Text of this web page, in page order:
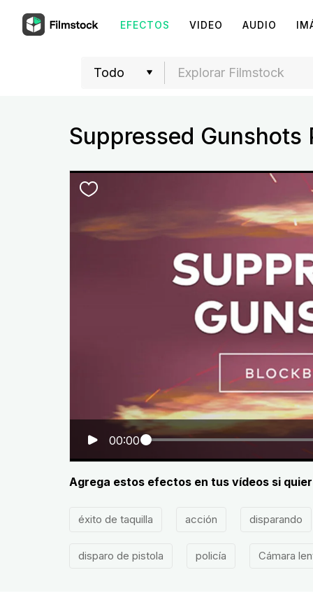
EFECTOS VIDEO AUDIO
Suppressed Gunshots
00:00
Agrega estos efectos en tus vídeos si
éxito de taquilla acción disparando
disparo de pistola policía Cámara